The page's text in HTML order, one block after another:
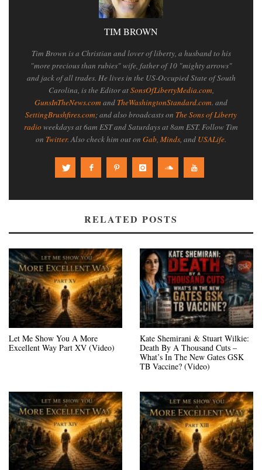
TIM BROWN
Tim Brown is a Christian and lover of liberty, a husband to his
"more precious than rubies" wife, father of 10 "mighty arrows"
and jack of all trades. He lives in the US-Occupied State of South
Carolina, is the Editor atSonsOfLibertyMedia.com,
GunsInTheNews.com and TheWashingtonStandard.com. and
SettingBrushfires.com; and also broadcasts on The Sons of Liberty
radioweekdays at 6am EST and Saturdays at 8am EST. Follow Tim
on Twitter. Also check him out on Gab, Minds, and USALife.
RELATED POSTS
Let Me Show You A More
Excellent Way Part XV (Video)
Kate Shemirani & Stuart Wilkie:
Death By A Thousand Cuts –
What’s In The New Gates GSK
TB Vaccine? (Video)